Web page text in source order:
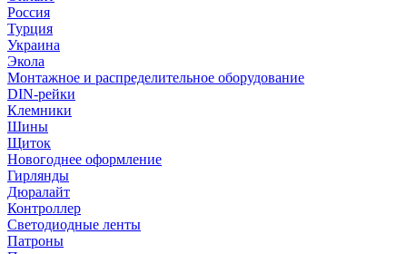
Россия
Турция
Украина
Экола
Монтажное и распределительное оборудование
DIN-рейки
Клемники
Шины
Щиток
Новогоднее оформление
Гирлянды
Дюралайт
Контроллер
Светодиодные ленты
Патроны